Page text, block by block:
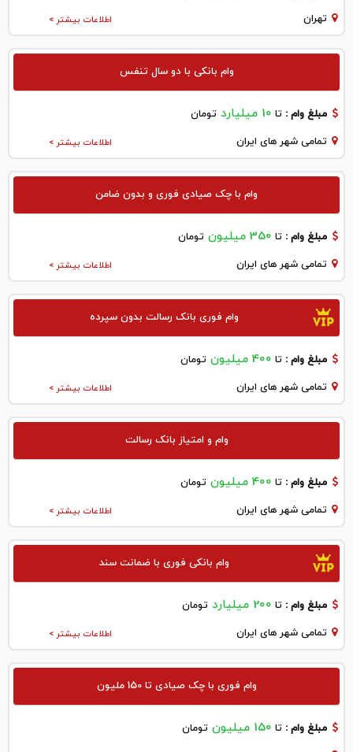
اطلاعات بیشتر > تهران
وام بانکی با دو سال تنفس
مبلغ وام : تا 10 میلیارد تومان
اطلاعات بیشتر > تمامی شهر های ایران
وام با چک صیادی فوری و بدون ضامن
مبلغ وام : تا 350 میلیون تومان
اطلاعات بیشتر > تمامی شهر های ایران
وام فوری بانک رسالت بدون سپرده
مبلغ وام : تا 400 میلیون تومان
اطلاعات بیشتر > تمامی شهر های ایران
وام و امتیاز بانک رسالت
مبلغ وام : تا 400 میلیون تومان
اطلاعات بیشتر > تمامی شهر های ایران
وام بانکی فوری با ضمانت سند
مبلغ وام : تا 200 میلیارد تومان
اطلاعات بیشتر > تمامی شهر های ایران
وام فوری با چک صیادی تا 150 ملیون
مبلغ وام : تا 150 میلیون تومان